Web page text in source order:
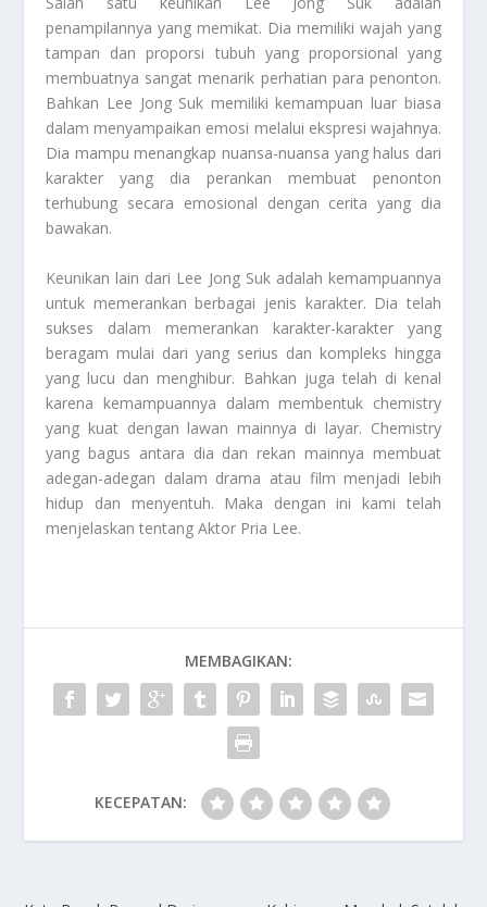
penampilannya yang memikat. Dia memiliki wajah yang
tampan dan proporsi tubuh yang proporsional yang
membuatnya sangat menarik perhatian para penonton.
Bahkan Lee Jong Suk memiliki kemampuan luar biasa
dalam menyampaikan emosi melalui ekspresi wajahnya.
Dia mampu menangkap nuansa-nuansa yang halus dari
karakter yang dia perankan membuat penonton
terhubung secara emosional dengan cerita yang dia
bawakan.
Keunikan lain dari Lee Jong Suk adalah kemampuannya
untuk memerankan berbagai jenis karakter. Dia telah
sukses dalam memerankan karakter-karakter yang
beragam mulai dari yang serius dan kompleks hingga
yang lucu dan menghibur. Bahkan juga telah di kenal
karena kemampuannya dalam membentuk chemistry
yang kuat dengan lawan mainnya di layar. Chemistry
yang bagus antara dia dan rekan mainnya membuat
adegan-adegan dalam drama atau film menjadi lebih
hidup dan menyentuh. Maka dengan ini kami telah
menjelaskan tentangAktor Pria Lee.
MEMBAGIKAN:
KECEPATAN: